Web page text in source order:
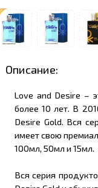
Описание:
Love and Desire –
более 10 лет. В
Desire Gold. Вся
имеет свою
100мл, 50мл и 15мл.
Вся серия